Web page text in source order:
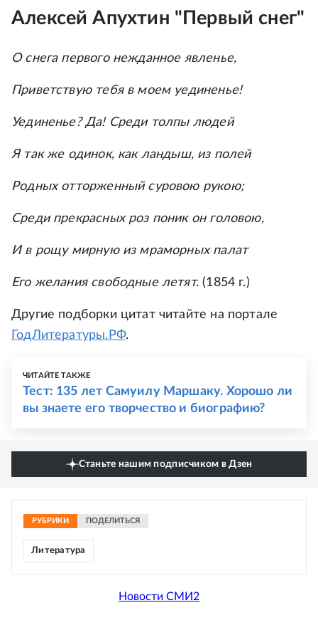
Алексей Апухтин "Первый снег"
О снега первого нежданное явленье,
Приветствую тебя в моем уединенье!
Уединенье? Да! Среди толпы людей
Я так же одинок, как ландыш, из полей
Родных отторженный суровою рукою;
Среди прекрасных роз поник он головою,
И в рощу мирную из мраморных палат
Его желания свободные летят.(1854 г.)
Другие подборки цитат читайте на портале
ГодЛитературы.РФ.
ЧИТАЙТЕ ТАКЖЕ
Тест: 135 лет Самуилу Маршаку. Хорошо ли
вы знаете его творчество и биографию?
Станьте нашим подписчиком в Дзен
РУБРИКИ ПОДЕЛИТЬСЯ
Литература
Новости СМИ2